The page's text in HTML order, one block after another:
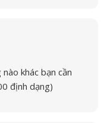
khác bạn cần
định dạng)